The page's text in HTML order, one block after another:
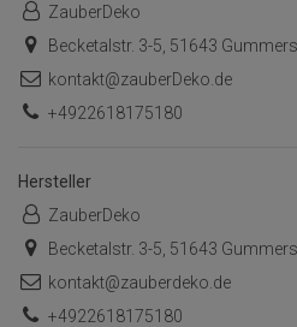
ZauberDeko
Becketalstr. 3-5, 51643
kontakt@zauberDeko.de
+4922618175180
Hersteller
ZauberDeko
Becketalstr. 3-5, 51643
kontakt@zauberdeko.de
+4922618175180